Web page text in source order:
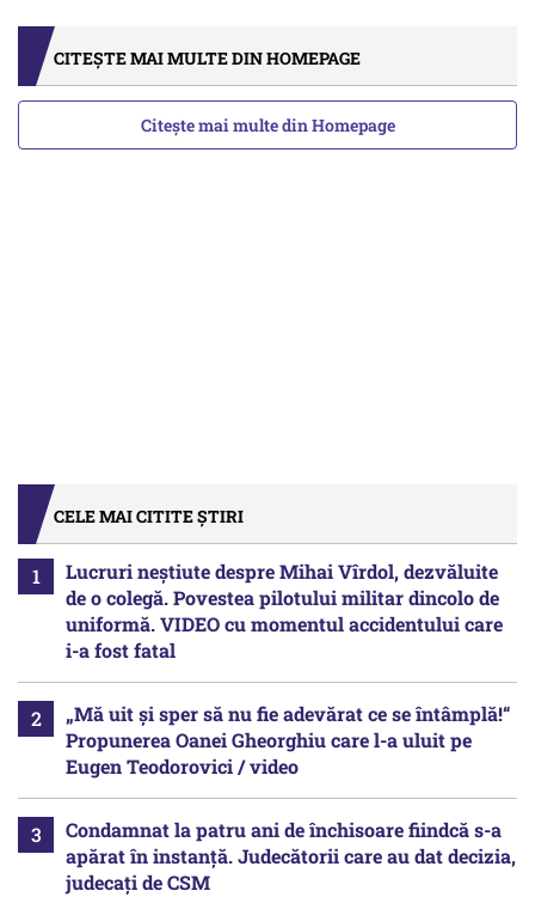
CITEȘTE MAI MULTE DIN HOMEPAGE
Citește mai multe din Homepage
CELE MAI CITITE ȘTIRI
Lucruri neștiute despre Mihai Vîrdol, dezvăluite
de o colegă. Povestea pilotului militar dincolo de
uniformă. VIDEO cu momentul accidentului care
i-a fost fatal
„Mă uit și sper să nu fie adevărat ce se întâmplă!“
Propunerea Oanei Gheorghiu care l-a uluit pe
Eugen Teodorovici / video
Condamnat la patru ani de închisoare fiindcă s-a
apărat în instanță. Judecătorii care au dat decizia,
judecați de CSM